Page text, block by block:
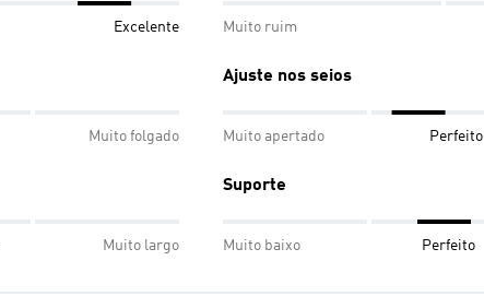
Excelente Muito ruim
Muito folgado
Ajuste nos seios
Muito apertado Perfeito
Muito largo
Suporte
Muito baixo Perfeito